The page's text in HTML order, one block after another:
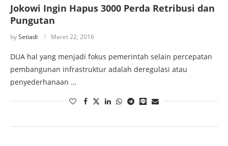
Jokowi Ingin Hapus 3000 Perda Retribusi dan
Pungutan
bySetiadi Maret 22, 2016
DUA hal yang menjadi fokus pemerintah selain percepatan
pembangunan infrastruktur adalah deregulasi atau
penyederhanaan …